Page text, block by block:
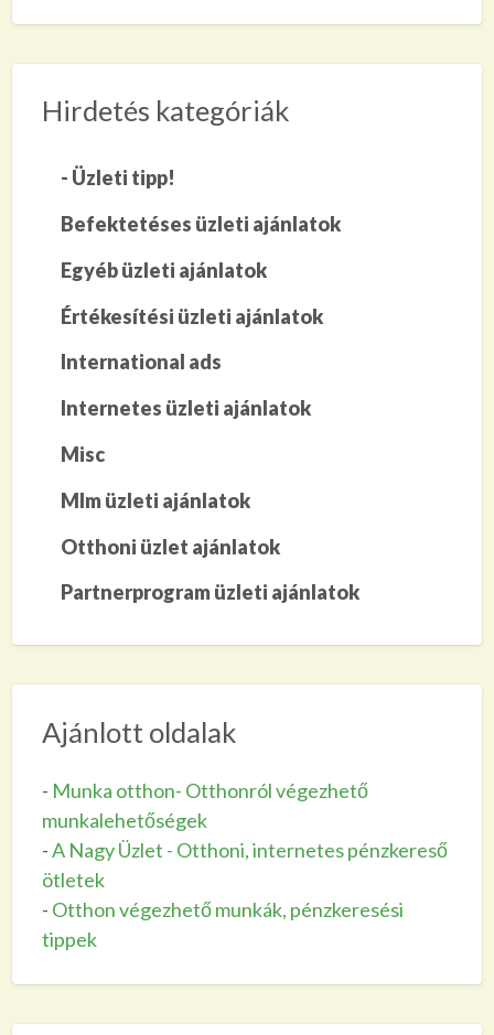
Hirdetés kategóriák
- Üzleti tipp!
Befektetéses üzleti ajánlatok
Egyéb üzleti ajánlatok
Értékesítési üzleti ajánlatok
International ads
Internetes üzleti ajánlatok
Misc
Mlm üzleti ajánlatok
Otthoni üzlet ajánlatok
Partnerprogram üzleti ajánlatok
Ajánlott oldalak
- Munka otthon- Otthonról végezhető
munkalehetőségek
-A Nagy Üzlet - Otthoni, internetes pénzkereső
ötletek
- Otthon végezhető munkák, pénzkeresési
tippek